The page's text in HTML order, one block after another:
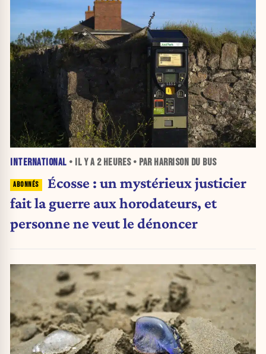
INTERNATIONAL • IL Y A 2 HEURES• PAR HARRISON DU BUS
Écosse : un mystérieux justicier
fait la guerre aux horodateurs, et
personne ne veut le dénoncer